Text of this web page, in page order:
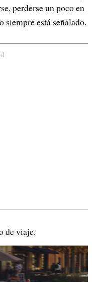
perderse un poco en
siempre está señalado.
de viaje.